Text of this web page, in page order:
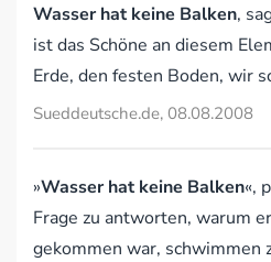
Wasser hat keine Balken,
ist das Schöne an diesem
Erde, den festen Boden, wir
Sueddeutsche.de, 08.08.2008
»Wasser hat keine Balken«,
Frage zu antworten, warum
gekommen war, schwimmen